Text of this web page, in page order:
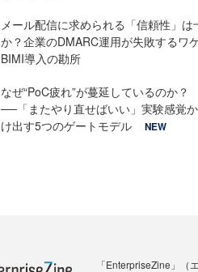
メール配信に求められる「信頼性」は
か？企業のDMARC運用が失敗するワ
BIMI導入の勘所
なぜ“PoC疲れ”が蔓延しているのか？
──「またやり直せばいい」実験感覚
け出す5つのゲートモデル
NEW
「EnterpriseZine」（